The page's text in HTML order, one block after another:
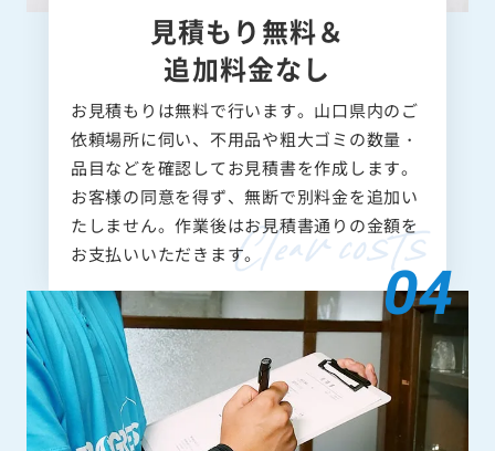
見積もり無料＆
追加料金なし
お見積もりは無料で行います。山口県内のご
依頼場所に伺い、不用品や粗大ゴミの数量・
品目などを確認してお見積書を作成します。
お客様の同意を得ず、無断で別料金を追加い
たしません。作業後はお見積書通りの金額を
お支払いいただきます。